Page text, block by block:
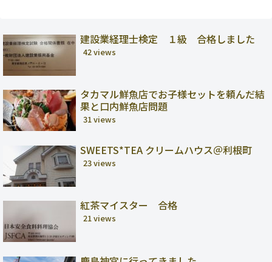
建設業経理士検定 １級 合格しました
42 views
タカマル鮮魚店でお子様セットを頼んだ結
果と口内鮮魚店問題
31 views
SWEETS*TEA クリームハウス＠利根町
23 views
紅茶マイスター 合格
21 views